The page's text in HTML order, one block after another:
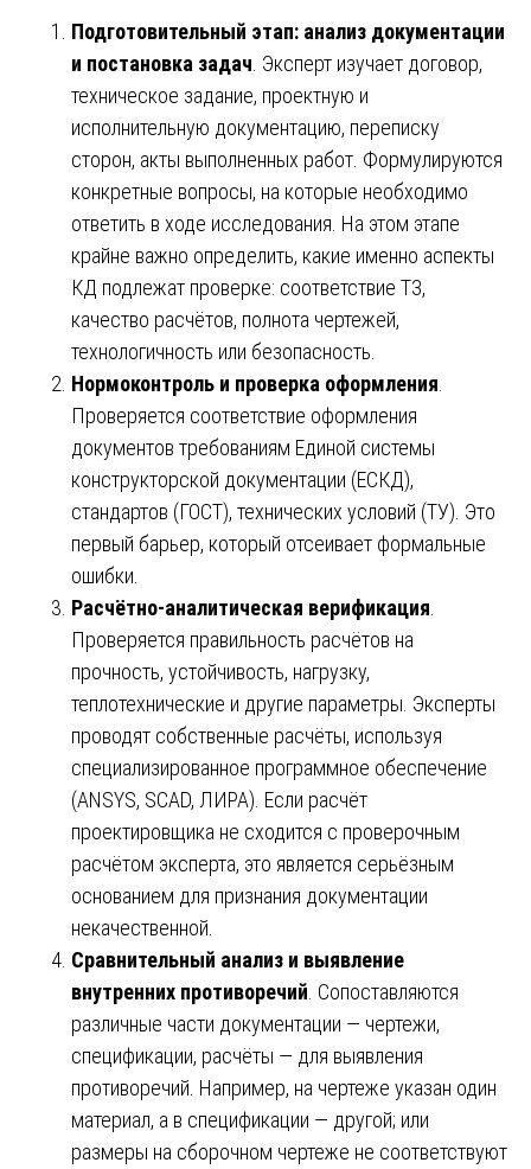
Подготовительный этап: анализ документации
и постановка задач . Эксперт изучает договор,
техническое задание, проектную и
исполнительную документацию, переписку
сторон, акты выполненных работ. Формулируются
конкретные вопросы, на которые необходимо
ответить в ходе исследования. На этом этапе
крайне важно определить, какие именно аспекты
КД подлежат проверке: соответствие ТЗ,
качество расчётов, полнота чертежей,
технологичность или безопасность.
Нормоконтроль и проверка оформления
Проверяется соответствие оформления
документов требованиям Единой системы
конструкторской документации (ЕСКД),
стандартов (ГОСТ), технических условий (ТУ). Это
первый барьер, который отсеивает формальные
ошибки.
Расчётно-аналитическая верификация
Проверяется правильность расчётов на
прочность, устойчивость, нагрузку,
теплотехнические и другие параметры. Эксперты
проводят собственные расчёты, используя
специализированное программное обеспечение
(ANSYS, SCAD, ЛИРА). Если расчёт
проектировщика не сходится с проверочным
расчётом эксперта, это является серьёзным
основанием для признания документации
некачественной.
Сравнительный анализ и выявление
внутренних противоречий . Сопоставляются
различные части документации — чертежи,
спецификации, расчёты — для выявления
противоречий. Например, на чертеже указан один
материал, а в спецификации — другой; или
размеры на сборочном чертеже не соответствуют